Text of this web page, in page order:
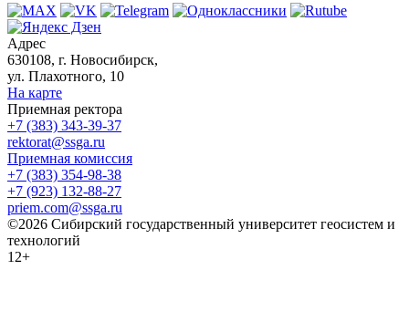
Адрес
630108, г. Новосибирск,
ул. Плахотного, 10
На карте
Приемная ректора
+7 (383) 343-39-37
rektorat@ssga.ru
Приемная комиссия
+7 (383) 354-98-38
+7 (923) 132-88-27
priem.com@ssga.ru
©2026 Сибирский государственный университет геосистем и
технологий
12+